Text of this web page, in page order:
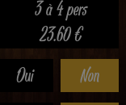
3 à 4 pers
23.60€
Oui
Non